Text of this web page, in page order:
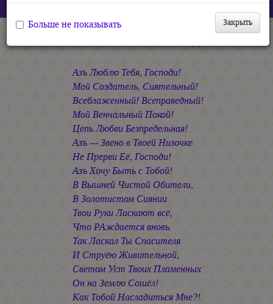
Азъ Люблю Тебя, Господи!
Азъ Люблю Тебя, Господи!
Мой Создатель, Сиятельный!
Всеблаженный! Всеправедный!
Мой Венчальный Покой!
Цепь Любви Безпредельная!
Азъ — Звено в Твоей Низочке.
Не Прерви Её, Господи!
Азъ Хочу Быть с Тобой!
В Вышней Чистой Обители,
В Золотистом Сиянии
Твои Руки Ласкают всё,
Что РАждается вновь.
Так Ласкал Ты Спасителя
И Струёю Живительной,
Светом Уст Твоих Пламенных
Он на Землю Сошёл!
Как Тобой Насладиться Мне?!.
Закрыть
Больше не показывать